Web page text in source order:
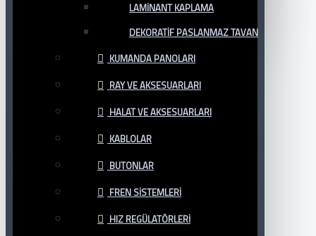
LAMINANT KAPLAMA
DEKORATIF PASLANMAZ TAVAN
KUMANDA PANOLARI
RAY VE AKSESUARLARI
HALAT VE AKSESUARLARI
KABLOLAR
BUTONLAR
FREN SISTEMLERI
HIZ REGÜLATÖRLERI